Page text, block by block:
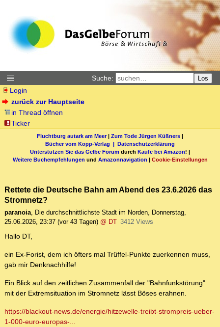
Suche: Los
Login
zurück zur Hauptseite
in Thread öffnen
Ticker
Fluchtburg autark am Meer| Zum Tode Jürgen Küßners |
Bücher vom Kopp-Verlag | Datenschutzerklärung
Unterstützen Sie das Gelbe Forum durch Käufe bei Amazon! |
Weitere Buchempfehlungen und Amazonnavigation | Cookie-Einstellungen
Rettete die Deutsche Bahn am Abend des 23.6.2026 das
Stromnetz?
paranoia, Die durchschnittlichste Stadt im Norden, Donnerstag,
25.06.2026, 23:37 (vor 43 Tagen) @ DT 3412 Views
Hallo DT,
ein Ex-Forist, dem ich öfters mal Trüffel-Punkte zuerkennen muss,
gab mir Denknachhilfe!
Ein Blick auf den zeitlichen Zusammenfall der "Bahnfunkstörung"
mit der Extremsituation im Stromnetz lässt Böses erahnen.
https://blackout-news.de/energie/hitzewelle-treibt-strompreis-ueber-
1-000-euro-europas-...